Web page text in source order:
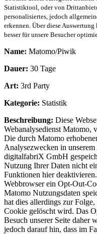
Statistiktool, oder von
personalisiertes, jedoch
erkennen. Über diese
besser für unsere Besucher
Name: Matomo/Piwik
Dauer: 30 Tage
Art: 3rd Party
Kategorie: Statistik
Beschreibung: Diese
Webanalysedienst Matomo,
Die durch Matomo
Analysezwecken in
digitalfabriX GmbH
Nutzung Ihrer Daten nicht
Funktionen hier
Webbrowser ein Opt-Out-
Matomo Nutzungsdaten
hat dies allerdings zur
Cookie gelöscht wird. Das
Besuch unserer Seite daher
jedoch darauf hin, dass im